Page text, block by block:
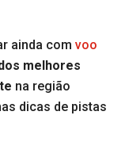
ainda com voo
melhores
na região
dicas de pistas